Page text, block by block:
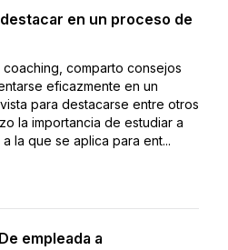
en un proceso de
coaching, comparto consejos
eficazmente en un
para destacarse entre otros
la importancia de estudiar a
la que se aplica para ent...
empleada a